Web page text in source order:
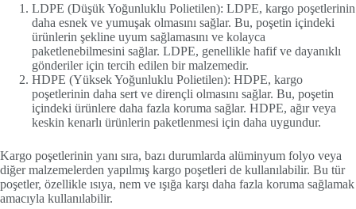
LDPE (Düşük Yoğunluklu Polietilen): LDPE, kargo poşetlerinin
daha esnek ve yumuşak olmasını sağlar. Bu, poşetin içindeki
ürünlerin şekline uyum sağlamasını ve kolayca
paketlenebilmesini sağlar. LDPE, genellikle hafif ve dayanıklı
gönderiler için tercih edilen bir malzemedir.
HDPE (Yüksek Yoğunluklu Polietilen): HDPE, kargo
poşetlerinin daha sert ve dirençli olmasını sağlar. Bu, poşetin
içindeki ürünlere daha fazla koruma sağlar. HDPE, ağır veya
keskin kenarlı ürünlerin paketlenmesi için daha uygundur.
Kargo poşetlerinin yanı sıra, bazı durumlarda alüminyum folyo veya
diğer malzemelerden yapılmış kargo poşetleri de kullanılabilir. Bu tür
poşetler, özellikle ısıya, nem ve ışığa karşı daha fazla koruma sağlamak
amacıyla kullanılabilir.